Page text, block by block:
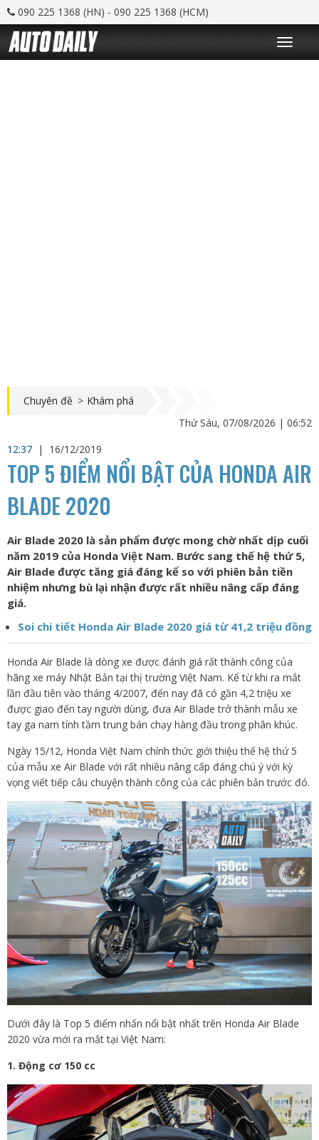
090 225 1368 (HN) - 090 225 1368 (HCM)
T
o
g
Chuyên đề > Khám phá
Thứ Sáu, 07/08/2026 | 06:52
12:37 | 16/12/2019
TOP 5 ĐIỂM NỔI BẬT CỦA HONDA AIR
BLADE 2020
Air Blade 2020 là sản phẩm được mong chờ nhất dịp cuối
năm 2019 của Honda Việt Nam. Bước sang thế hệ thứ 5,
Air Blade được tăng giá đáng kể so với phiên bản tiền
nhiệm nhưng bù lại nhận được rất nhiều nâng cấp đáng
giá.
Soi chi tiết Honda Air Blade 2020 giá từ 41,2 triệu đồng
Honda Air Blade là dòng xe được đánh giá rất thành công của
hãng xe máy Nhật Bản tại thị trường Việt Nam. Kể từ khi ra mắt
lần đầu tiên vào tháng 4/2007, đến nay đã có gần 4,2 triệu xe
được giao đến tay người dùng, đưa Air Blade trở thành mẫu xe
tay ga nam tính tầm trung bán chạy hàng đầu trong phân khúc.
Ngày 15/12, Honda Việt Nam chính thức giới thiệu thế hệ thứ 5
của mẫu xe Air Blade với rất nhiều nâng cấp đáng chú ý với kỳ
vọng viết tiếp câu chuyện thành công của các phiên bản trước đó.
Dưới đây là Top 5 điểm nhấn nổi bật nhất trên Honda Air Blade
2020 vừa mới ra mắt tại Việt Nam:
1. Động cơ 150 cc